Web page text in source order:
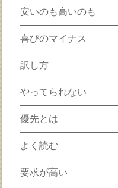
安いのも高いのも
喜びのマイナス
訳し方
やってられない
優先とは
よく読む
要求が高い